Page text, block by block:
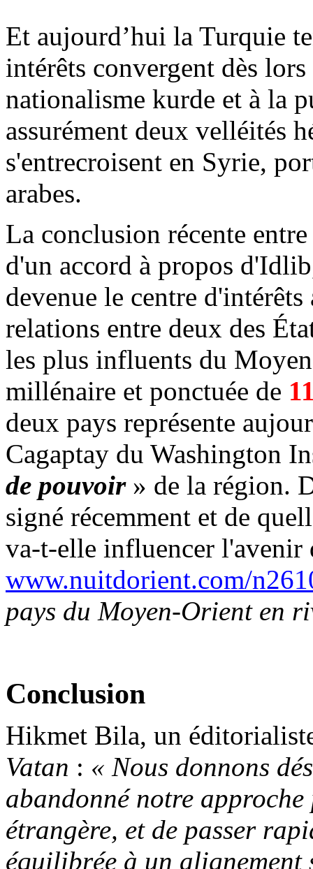
Et aujourd’hui la Turquie
intérêts convergent dès
nationalisme kurde et à la
assurément deux velléités
s'entrecroisent en Syrie,
arabes.
La conclusion récente
d'un accord à propos d'Idlib
devenue le centre
relations entre deux des
les plus influents du
millénaire et ponctuée de
deux pays représente
Cagaptay du Washington
de pouvoir» de la région.
signé récemment et de
va-t-elle influencer l'avenir
www.nuitdorient.com/
pays du Moyen-Orient en
Conclusion
Hikmet Bila, un
Vatan : « Nous donnons
abandonné notre
étrangère, et de passer
équilibrée à un